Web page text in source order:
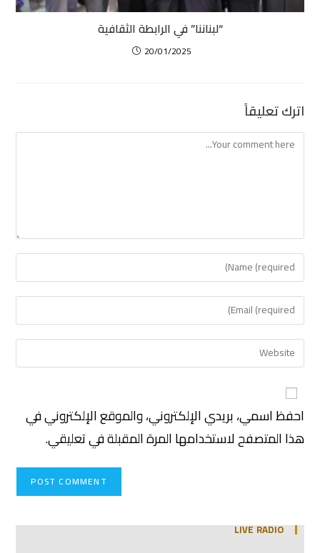
“لبناننا” في الرابطة الثقافية
20/01/2025
اترك تعليقاً
احفظ اسمي، بريدي الإلكتروني، والموقع الإلكتروني في
هذا المتصفح لاستخدامها المرة المقبلة في تعليقي.
LIVE RADIO